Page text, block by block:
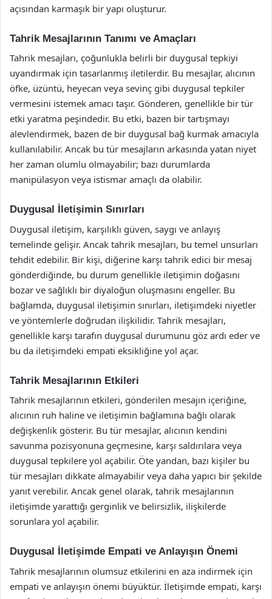
açısından karmaşık bir yapı oluşturur.
Tahrik Mesajlarının Tanımı ve Amaçları
Tahrik mesajları, çoğunlukla belirli bir duygusal tepkiyi
uyandırmak için tasarlanmış iletilerdir. Bu mesajlar, alıcının
öfke, üzüntü, heyecan veya sevinç gibi duygusal tepkiler
vermesini istemek amacı taşır. Gönderen, genellikle bir tür
etki yaratma peşindedir. Bu etki, bazen bir tartışmayı
alevlendirmek, bazen de bir duygusal bağ kurmak amacıyla
kullanılabilir. Ancak bu tür mesajların arkasında yatan niyet
her zaman olumlu olmayabilir; bazı durumlarda
manipülasyon veya istismar amaçlı da olabilir.
Duygusal İletişimin Sınırları
Duygusal iletişim, karşılıklı güven, saygı ve anlayış
temelinde gelişir. Ancak tahrik mesajları, bu temel unsurları
tehdit edebilir. Bir kişi, diğerine karşı tahrik edici bir mesaj
gönderdiğinde, bu durum genellikle iletişimin doğasını
bozar ve sağlıklı bir diyaloğun oluşmasını engeller. Bu
bağlamda, duygusal iletişimin sınırları, iletişimdeki niyetler
ve yöntemlerle doğrudan ilişkilidir. Tahrik mesajları,
genellikle karşı tarafın duygusal durumunu göz ardı eder ve
bu da iletişimdeki empati eksikliğine yol açar.
Tahrik Mesajlarının Etkileri
Tahrik mesajlarının etkileri, gönderilen mesajın içeriğine,
alıcının ruh haline ve iletişimin bağlamına bağlı olarak
değişkenlik gösterir. Bu tür mesajlar, alıcının kendini
savunma pozisyonuna geçmesine, karşı saldırılara veya
duygusal tepkilere yol açabilir. Öte yandan, bazı kişiler bu
tür mesajları dikkate almayabilir veya daha yapıcı bir şekilde
yanıt verebilir. Ancak genel olarak, tahrik mesajlarının
iletişimde yarattığı gerginlik ve belirsizlik, ilişkilerde
sorunlara yol açabilir.
Duygusal İletişimde Empati ve Anlayışın Önemi
Tahrik mesajlarının olumsuz etkilerini en aza indirmek için
empati ve anlayışın önemi büyüktür. İletişimde empati, karşı